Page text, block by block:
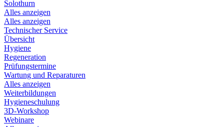
Solothurn
Alles anzeigen
Alles anzeigen
Technischer Service
Übersicht
Hygiene
Regeneration
Prüfungstermine
Wartung und Reparaturen
Alles anzeigen
Weiterbildungen
Hygieneschulung
3D-Workshop
Webinare